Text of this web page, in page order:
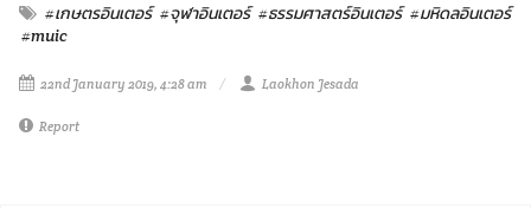
#เกษตรอินเตอร์ #จุฬาอินเตอร์ #ธรรมศาสตร์อินเตอร์ #มหิดลอินเตอร์
#muic
22nd January 2019, 4:28 am Laokhon Jesada
Report